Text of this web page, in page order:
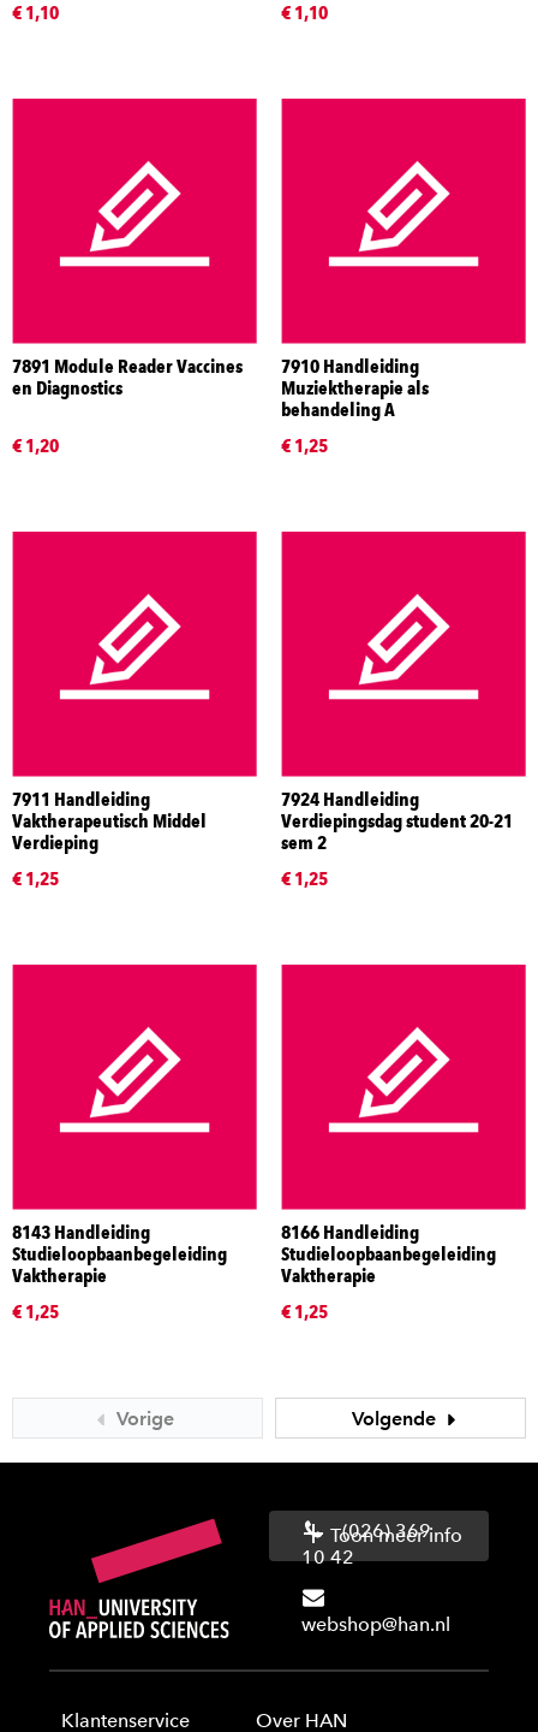
€ 1,10
€ 1,10
7891 Module Reader Vaccines
en Diagnostics
€ 1,20
7910 Handleiding
Muziektherapie als
behandeling A
€ 1,25
7911 Handleiding
Vaktherapeutisch Middel
Verdieping
€ 1,25
7924 Handleiding
Verdiepingsdag student 20-21
sem 2
€ 1,25
8143 Handleiding
Studieloopbaanbegeleiding
Vaktherapie
€ 1,25
8166 Handleiding
Studieloopbaanbegeleiding
Vaktherapie
€ 1,25
Vorige Volgende
(026) 369
10 42
webshop@han.nl
Toon meer info
Klantenservice Over HAN